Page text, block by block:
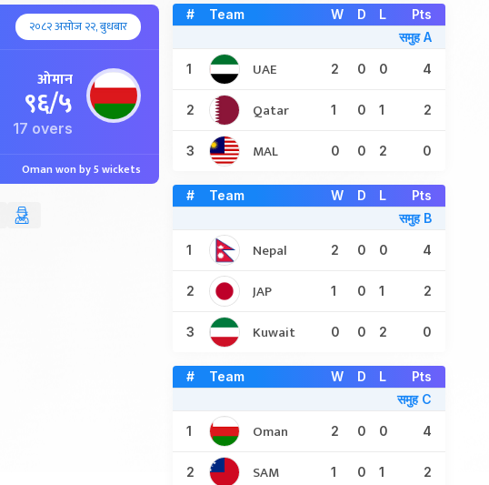
२०८२ असोज २२, बुधबार
ओमान
९६/५
17 overs
Oman won by 5 wickets
# Team W D L
Pts
समुह A
1 UAE 2 0 0 4
2 Qatar 1 0 1 2
3 MAL 0 0 2 0
# Team W D L
Pts
समुह B
1 Nepal 2 0 0 4
2 JAP 1 0 1 2
3 Kuwait 0 0 2 0
# Team W D L
Pts
समुह C
1 Oman 2 0 0 4
2 SAM 1 0 1 2